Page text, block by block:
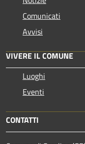
Comunicati
Avvisi
VIVERE IL COMUNE
Luoghi
Eventi
CONTATTI